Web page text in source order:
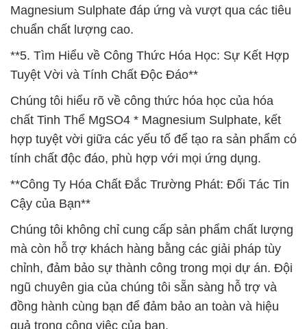
Magnesium Sulphate đáp ứng và vượt qua các tiêu
chuẩn chất lượng cao.
**5. Tìm Hiểu về Công Thức Hóa Học: Sự Kết Hợp
Tuyệt Vời và Tính Chất Độc Đáo**
Chúng tôi hiểu rõ về công thức hóa học của hóa
chất Tinh Thể MgSO4 * Magnesium Sulphate, kết
hợp tuyệt vời giữa các yếu tố để tạo ra sản phẩm có
tính chất độc đáo, phù hợp với mọi ứng dụng.
**Công Ty Hóa Chất Đắc Trường Phát: Đối Tác Tin
Cậy của Bạn**
Chúng tôi không chỉ cung cấp sản phẩm chất lượng
mà còn hỗ trợ khách hàng bằng các giải pháp tùy
chỉnh, đảm bảo sự thành công trong mọi dự án. Đội
ngũ chuyên gia của chúng tôi sẵn sàng hỗ trợ và
đồng hành cùng bạn để đảm bảo an toàn và hiệu
quả trong công việc của bạn.